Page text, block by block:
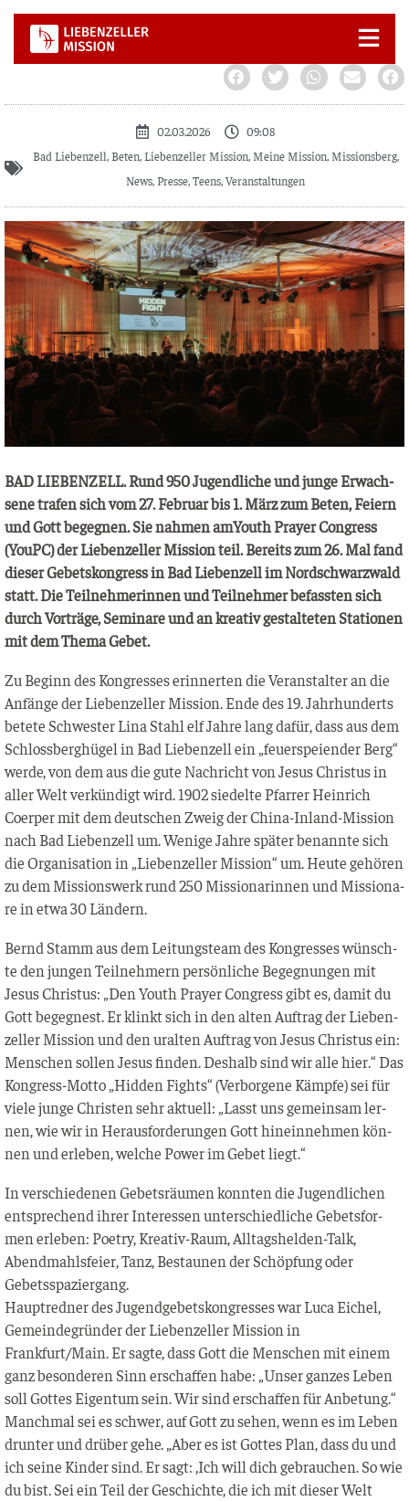
Zum
Inhalt
springen
02.03.2026
09:08
Bad Liebenzell,Beten,Liebenzeller Mission, Meine Mission, Missionsberg,
News,Presse,Teens,Veranstaltungen
BAD LIEBENZELL. Rund 950 Jugend­li­che und jun­ge Erwach­
se­ne tra­fen sich vom 27. Febru­ar bis 1. März zum Beten, Fei­ern
und Gott begeg­nen. Sie nah­men amY­outh Pray­er Con­gress
(YouPC) der Lie­ben­zel­ler Mis­si­on teil. Bereits zum 26. Mal fand
die­ser Gebets­kon­gress in Bad Lie­ben­zell im Nord­schwarz­wald
statt. Die Teil­neh­me­rin­nen und Teil­neh­mer befass­ten sich
durch Vor­trä­ge, Semi­na­re und an krea­tiv gestal­te­ten Sta­tio­nen
mit dem The­ma Gebet.
Zu Beginn des Kon­gres­ses erin­ner­ten die Ver­an­stal­ter an die
Anfän­ge der Lie­ben­zel­ler Mis­si­on. Ende des 19. Jahr­hun­derts
bete­te Schwes­ter Lina Stahl elf Jah­re lang dafür, dass aus dem
Schloss­berg­hü­gel in Bad Lie­ben­zell ein „feu­er­spei­en­der Berg“
wer­de, von dem aus die gute Nach­richt von Jesus Chris­tus in
aller Welt ver­kün­digt wird. 1902 sie­del­te Pfar­rer Hein­rich
Coer­per mit dem deut­schen Zweig der Chi­na-Inland-Mis­si­on
nach Bad Lie­ben­zell um. Weni­ge Jah­re spä­ter benann­te sich
die Orga­ni­sa­ti­on in „Lie­ben­zel­ler Mis­si­on“ um. Heu­te gehö­ren
zu dem Mis­si­ons­werk rund 250 Mis­sio­na­rin­nen und Mis­sio­na­
re in etwa 30 Ländern.
Bernd Stamm aus dem Lei­tungs­team des Kon­gres­ses wünsch­
te den jun­gen Teil­neh­mern per­sön­li­che Begeg­nun­gen mit
Jesus Chris­tus: „Den Youth Pray­er Con­gress gibt es, damit du
Gott begeg­nest. Er klinkt sich in den alten Auf­trag der Lie­ben­
zel­ler Mis­si­on und den uralten Auf­trag von Jesus Chris­tus ein:
Men­schen sol­len Jesus fin­den. Des­halb sind wir alle hier.“ Das
Kon­gress-Mot­to „Hid­den Fights“ (Ver­bor­ge­ne Kämp­fe) sei für
vie­le jun­ge Chris­ten sehr aktu­ell: „Lasst uns gemein­sam ler­
nen, wie wir in Her­aus­for­de­run­gen Gott hin­ein­neh­men kön­
nen und erle­ben, wel­che Power im Gebet liegt.“
In ver­schie­de­nen Gebets­räu­men konn­ten die Jugend­li­chen
ent­spre­chend ihrer Inter­es­sen unter­schied­li­che Gebets­for­
men erle­ben: Poet­ry, Krea­tiv-Raum, All­tags­hel­den-Talk,
Abend­mahls­fei­er, Tanz, Bestau­nen der Schöp­fung oder
Gebetsspaziergang.
Haupt­red­ner des Jugend­ge­bets­kon­gres­ses war Luca Eichel,
Gemein­de­grün­der der Lie­ben­zel­ler Mis­si­on in
Frankfurt/Main. Er sag­te, dass Gott die Men­schen mit einem
ganz beson­de­ren Sinn erschaf­fen habe: „Unser gan­zes Leben
soll Got­tes Eigen­tum sein. Wir sind erschaf­fen für Anbe­tung.“
Manch­mal sei es schwer, auf Gott zu sehen, wenn es im Leben
drun­ter und drü­ber gehe. „Aber es ist Got­tes Plan, dass du und
ich sei­ne Kin­der sind. Er sagt: ‚Ich will dich gebrau­chen. So wie
du bist. Sei ein Teil der Geschich­te, die ich mit die­ser Welt